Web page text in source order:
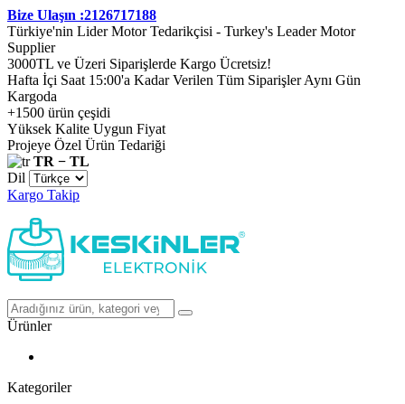
Bize Ulaşın :2126717188
Türkiye'nin Lider Motor Tedarikçisi - Turkey's Leader Motor
Supplier
3000TL ve Üzeri Siparişlerde Kargo Ücretsiz!
Hafta İçi Saat 15:00'a Kadar Verilen Tüm Siparişler Aynı Gün
Kargoda
+1500 ürün çeşidi
Yüksek Kalite Uygun Fiyat
Projeye Özel Ürün Tedariği
TR − TL
Dil
Kargo Takip
Ürünler
Kategoriler